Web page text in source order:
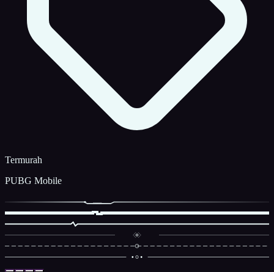
Termurah
PUBG Mobile